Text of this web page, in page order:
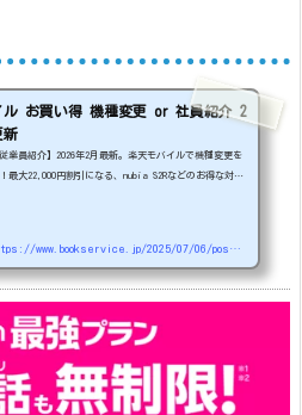
ル お買い得 機種変更 or 社員紹介 2
新
業員紹介】2026年2月最新。楽天モバイルで機種変更を
最大22,000円割引になる、nubia S2Rなどのお得な対象
1円 arrows We2 Plus #1円 値
AQUOS sense9 33,900円 Phone (3a) 128GB
https://www.bookservice.jp/2025/07/06/post-48181